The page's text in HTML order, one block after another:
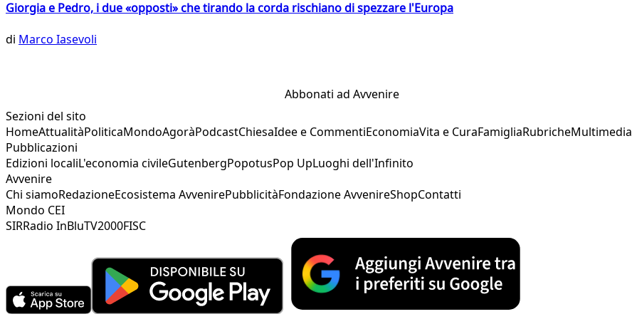
Giorgia e Pedro, i due «opposti» che tirando la corda rischiano di spezzare l'Europa
di Marco Iasevoli
Abbonati ad Avvenire
Sezioni del sito
HomeAttualitàPoliticaMondoAgoràPodcastChiesaIdee e CommentiEconomiaVita e CuraFamigliaRubricheMultimedia
Pubblicazioni
Edizioni localiL'economia civileGutenbergPopotusPop UpLuoghi dell'Infinito
Avvenire
Chi siamoRedazioneEcosistema AvvenirePubblicitàFondazione AvvenireShopContatti
Mondo CEI
SIRRadio InBluTV2000FISC